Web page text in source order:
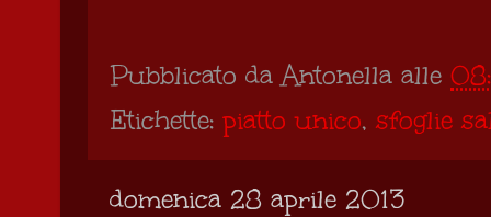
Pubblicato da Antonella alle
Etichette: piatto unico,sfoglie
domenica 28 aprile 2013